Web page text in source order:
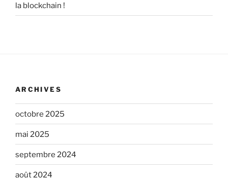
la blockchain !
ARCHIVES
octobre 2025
mai 2025
septembre 2024
août 2024